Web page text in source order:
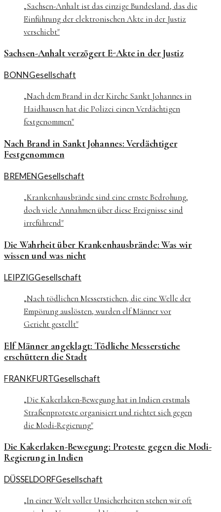
„Sachsen-Anhalt ist das einzige Bundesland, das die
Einführung der elektronischen Akte in der Justiz
verschiebt"
Sachsen-Anhalt verzögert E-Akte in der Justiz
BONNGesellschaft
„Nach dem Brand in der Kirche Sankt Johannes in
Haidhausen hat die Polizei einen Verdächtigen
festgenommen"
Nach Brand in Sankt Johannes: Verdächtiger
Festgenommen
BREMENGesellschaft
„Krankenhausbrände sind eine ernste Bedrohung,
doch viele Annahmen über diese Ereignisse sind
irreführend"
Die Wahrheit über Krankenhausbrände: Was wir
wissen und was nicht
LEIPZIGGesellschaft
„Nach tödlichen Messerstichen, die eine Welle der
Empörung auslösten, wurden elf Männer vor
Gericht gestellt"
Elf Männer angeklagt: Tödliche Messerstiche
erschüttern die Stadt
FRANKFURTGesellschaft
„Die Kakerlaken-Bewegung hat in Indien erstmals
Straßenproteste organisiert und richtet sich gegen
die Modi-Regierung"
Die Kakerlaken-Bewegung: Proteste gegen die Modi-
Regierung in Indien
DÜSSELDORFGesellschaft
„In einer Welt voller Unsicherheiten stehen wir oft